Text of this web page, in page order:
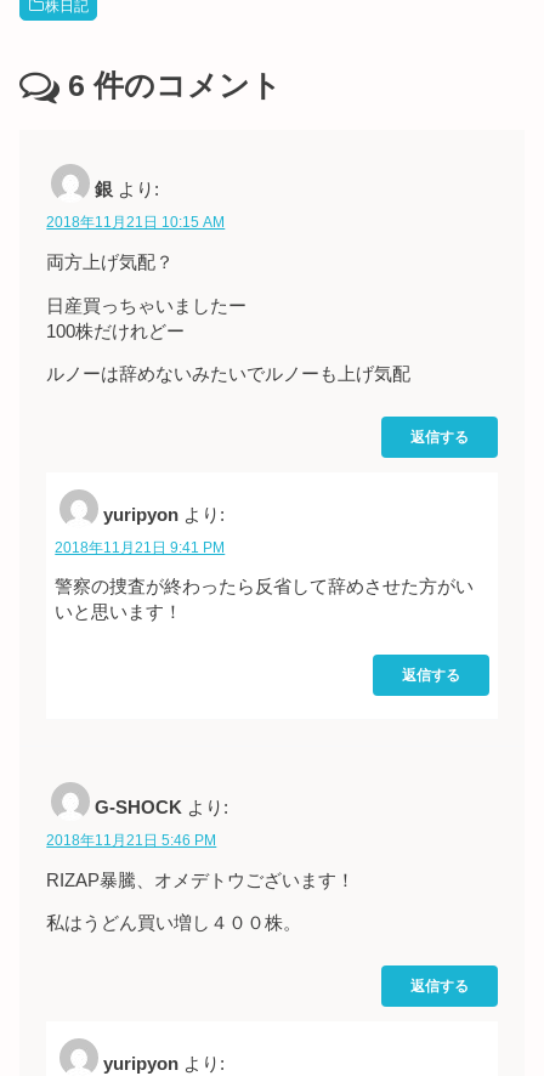
株日記
6 件のコメント
銀 より:
2018年11月21日 10:15 AM
両方上げ気配？
日産買っちゃいましたー
100株だけれどー
ルノーは辞めないみたいでルノーも上げ気配
返信する
yuripyon より:
2018年11月21日 9:41 PM
警察の捜査が終わったら反省して辞めさせた方がい
いと思います！
返信する
G-SHOCK より:
2018年11月21日 5:46 PM
RIZAP暴騰、オメデトウございます！
私はうどん買い増し４００株。
返信する
yuripyon より: